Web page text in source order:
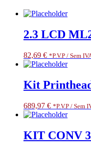
2.3 LCD
82,69 € *P.V.P / Sem
Kit
689,97 € *P.V.P / Sem
KIT CONV